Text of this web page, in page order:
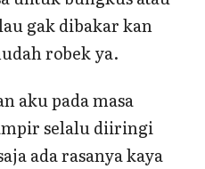
gak dibakar kan
robek ya.
aku pada masa
selalu diiringi
ada rasanya kaya